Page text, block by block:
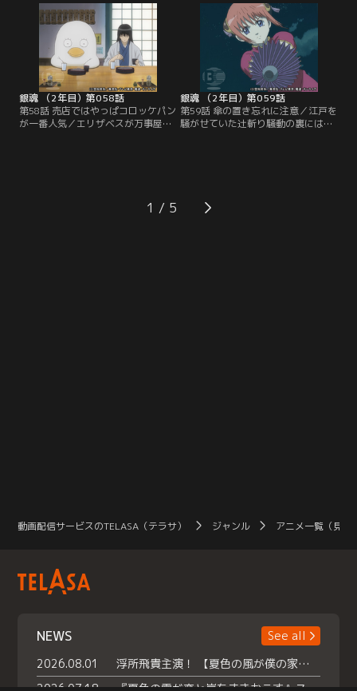
防犯の呼びかけとイメージアップを
図り、アイドルのお通を一日局長と
して迎える。招かれたからには責務
を果たしたいと意気込むお通は、局
中法度を手始めに真選組のイメージ
アップに取り掛かるが…。【提供：
バンダイチャンネル】
に現れた黒ずくめの一団に、あろう
ことか荷物と金を奪われてしまっ
た。困り果てた陸奥が、奪われた荷
物と金の回収を依頼したのは！そし
て、快援隊のリーダー坂本の姿が見
えないのであった…。【提供：バン
ダイチャンネル】
銀魂 （2年目）第058話
第58話 売店ではやっぱコロッケパン
が一番人気／エリザベスが万事屋に
て今度はコーヒーを差し出してみる
が様子は全然変わらない。最後の手
銀魂 （2年目）第059話
第59話 傘の置き忘れに注意／江戸を
騒がせていた辻斬り騒動の裏には、
に乗り込む。迎え撃つ来島また子、
武市変平太と浪士たち。必死に抵抗
1
動画配信サービスのTELASA（テラサ） ジャンル アニメ一覧（見放
NEWS
See all
2026.08.01
浮所飛貴主演！ 【夏色の風が僕の家にやってきた】 本日よりテラサで独占配信スタート！